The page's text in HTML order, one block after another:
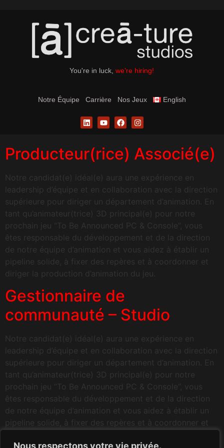
Nous respectons votre vie privée.
You're in luck, we're hiring!
Notre Équipe Carrière Nos Jeux English
Producteur(rice) Associé(e)
Notre candidat(e) idéal(e) aura une expérience en
leadership d’équipe et en collaboration avec la direction
supérieure pour diriger un département d’animation. En
tant qu’animateur(trice) 3D principal(e) pour notre
prochain jeu “To Be Announced PC & Console”, vous
êtes responsable du développement et de la direction
de notre équipe d’animation et vous aidez à établir un
pipeline solide, à fixer des repères et à coordonner et
diriger la production d’animation du jeu.
Gestionnaire de
communauté – Studio
Notre candidat(e) idéal(e) aura une expérience en
leadership d’équipe et en collaboration avec la direction
supérieure pour diriger un département d’animation. En
tant qu’animateur(trice) 3D principal(e) pour notre
prochain jeu “To Be Announced PC & Console”, vous
êtes responsable du développement et de la direction
de notre équipe d’animation et vous aidez à établir un
pipeline solide, à fixer des repères et à coordonner et